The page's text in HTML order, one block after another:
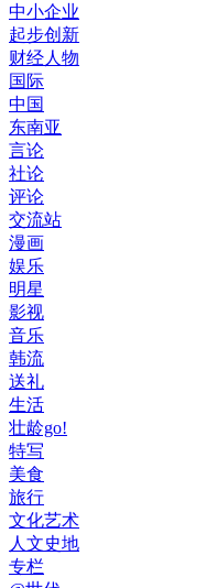
中小企业
起步创新
财经人物
国际
中国
东南亚
言论
社论
评论
交流站
漫画
娱乐
明星
影视
音乐
韩流
送礼
生活
壮龄go!
特写
美食
旅行
文化艺术
人文史地
专栏